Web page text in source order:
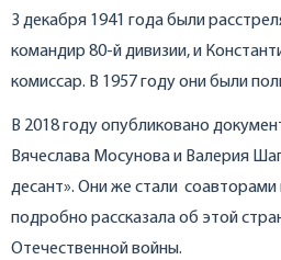
3 декабря 1941 года были
командир 80-й дивизии, и
комиссар. В 1957 году они были
В 2018 году опубликовано
Вячеслава Мосунова и Валерия
десант». Они же стали соавторами
подробно рассказала об этой
Отечественной войны.